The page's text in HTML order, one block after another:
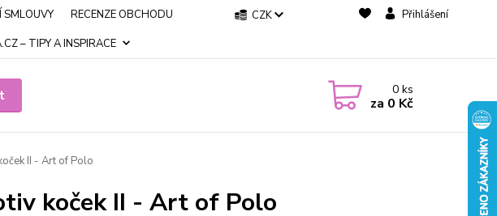
SMLOUVY
RECENZE OBCHODU
– TIPY A INSPIRACE
CZK Přihlášení
0ks
za 0 Kč
II - Art of Polo
koček II - Art of Polo